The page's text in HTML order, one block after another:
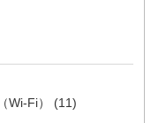
Wi-Fi） (11)